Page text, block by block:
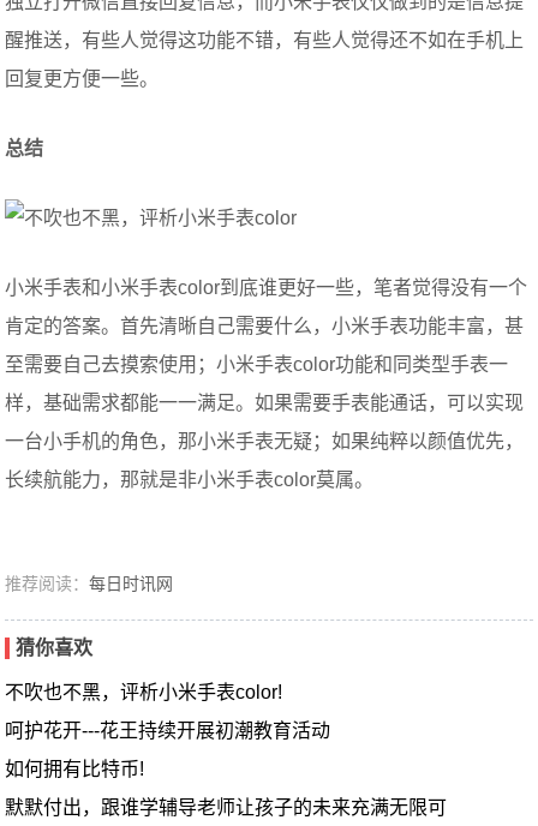
醒推送，有些人觉得这功能不错，有些人觉得还不如在手机上
回复更方便一些。
总结
小米手表和小米手表color到底谁更好一些，笔者觉得没有一个
肯定的答案。首先清晰自己需要什么，小米手表功能丰富，甚
至需要自己去摸索使用；小米手表color功能和同类型手表一
样，基础需求都能一一满足。如果需要手表能通话，可以实现
一台小手机的角色，那小米手表无疑；如果纯粹以颜值优先，
长续航能力，那就是非小米手表color莫属。
推荐阅读：每日时讯网
猜你喜欢
不吹也不黑，评析小米手表color!
呵护花开---花王持续开展初潮教育活动
如何拥有比特币!
默默付出，跟谁学辅导老师让孩子的未来充满无限可